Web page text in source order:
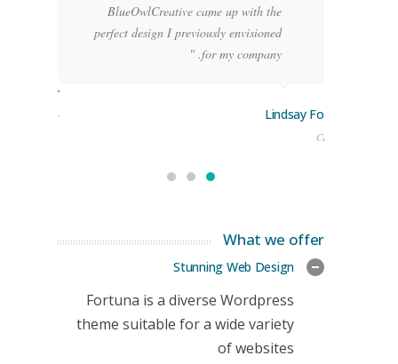
BlueOwlCreative came up with the
perfect design I previously envisioned
for my company. "
Lindsay Ford
CEO
Stoner
Manager
What we offer
Stunning Web Design
Fortuna is a diverse Wordpress
theme suitable for a wide variety
of websites